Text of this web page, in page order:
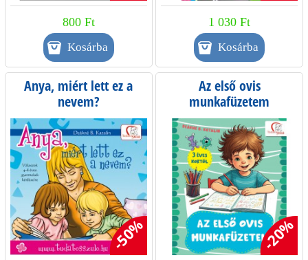
800 Ft 1 030 Ft
Anya, miért lett ez a
nevem?
-50%
Az első ovis
munkafüzetem
-20%